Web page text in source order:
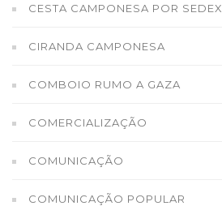
CESTA CAMPONESA POR SEDEX
CIRANDA CAMPONESA
COMBOIO RUMO A GAZA
COMERCIALIZAÇÃO
COMUNICAÇÃO
COMUNICAÇÃO POPULAR